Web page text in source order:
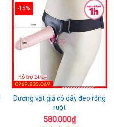
-15%
Dương vật giả có dây đeo rỗng
ruột
580.000₫